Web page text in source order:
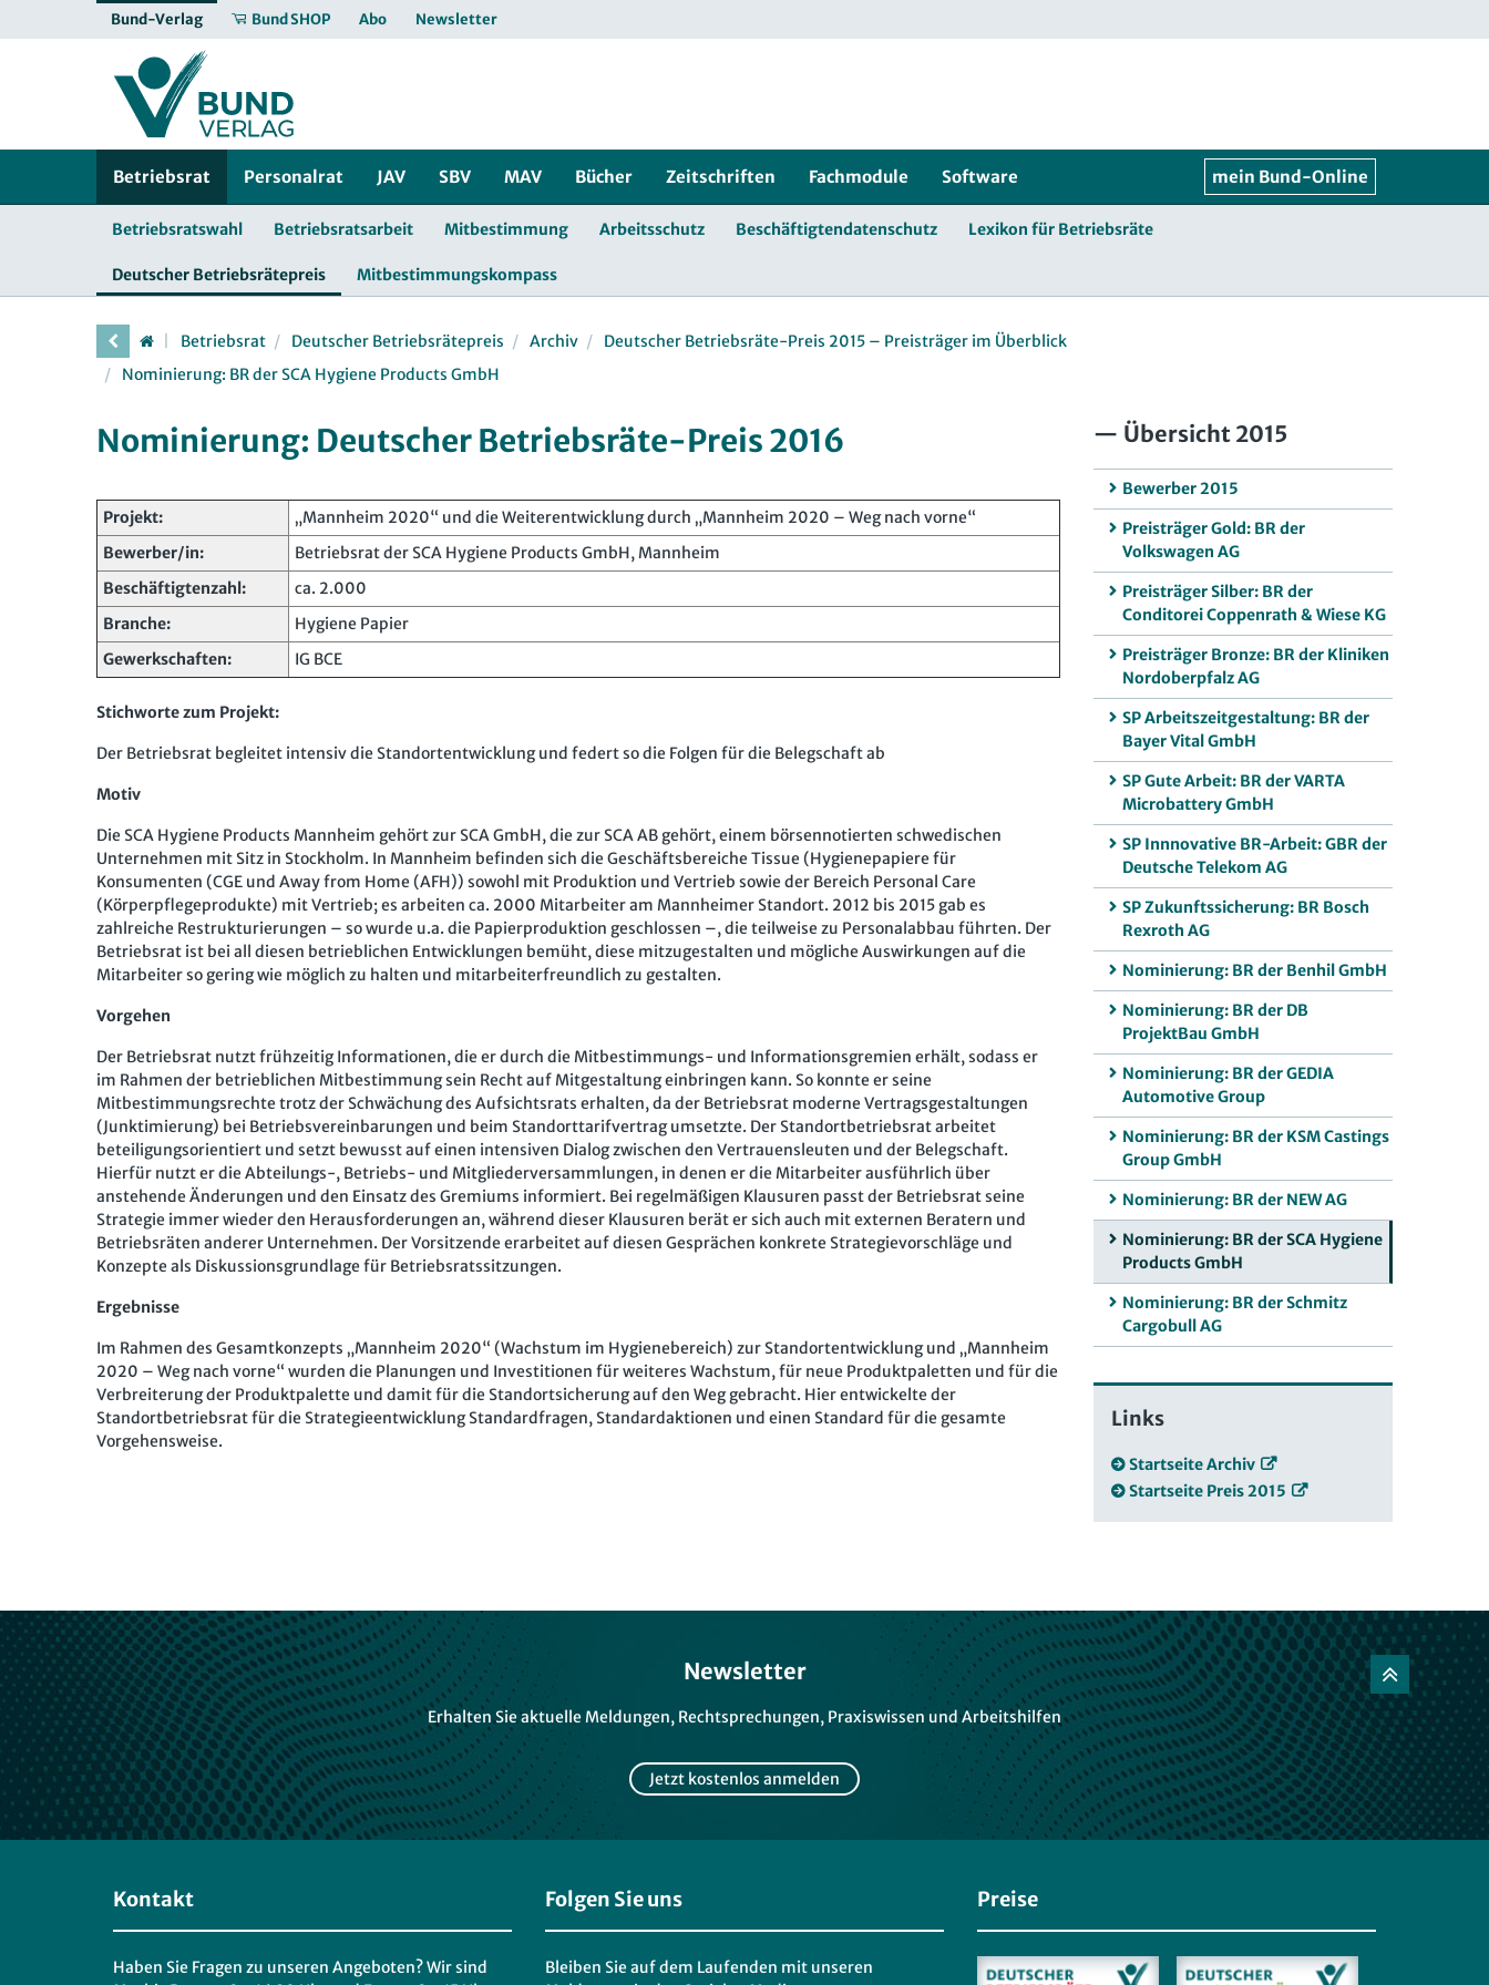
Bund-Verlag Bund SHOP Abo Newsletter
Betriebsrat Personalrat JAV SBV MAV Bücher Zeitschriften Fachmodule Software mein Bund-Online
Betriebsratswahl Betriebsratsarbeit Mitbestimmung Arbeitsschutz Beschäftigtendatenschutz Lexikon für Betriebsräte
Deutscher Betriebsrätepreis Mitbestimmungskompass
Betriebsrat Deutscher Betriebsrätepreis Archiv
Deutscher Betriebsräte-Preis 2015 – Preisträger im Überblick
Nominierung: BR der SCA Hygiene Products GmbH
Nominierung: Deutscher Betriebsräte-Preis 2016
Projekt:
„Mannheim 2020“ und die Weiterentwicklung durch „Mannheim 2020 – Weg nach vorne“
Bewerber/in:
Betriebsrat der SCA Hygiene Products GmbH, Mannheim
Beschäftigtenzahl:
ca. 2.000
Branche:
Hygiene Papier
Gewerkschaften:
IG BCE
Stichworte zum Projekt:
Der Betriebsrat begleitet intensiv die Standortentwicklung und federt so die Folgen für die Belegschaft ab
Motiv
Die SCA Hygiene Products Mannheim gehört zur SCA GmbH, die zur SCA AB gehört, einem börsennotierten schwedischen
Unternehmen mit Sitz in Stockholm. In Mannheim befinden sich die Geschäftsbereiche Tissue (Hygienepapiere für
Konsumenten (CGE und Away from Home (AFH)) sowohl mit Produktion und Vertrieb sowie der Bereich Personal Care
(Körperpflegeprodukte) mit Vertrieb; es arbeiten ca. 2000 Mitarbeiter am Mannheimer Standort. 2012 bis 2015 gab es
zahlreiche Restrukturierungen – so wurde u.a. die Papierproduktion geschlossen –, die teilweise zu Personalabbau führten. Der
Betriebsrat ist bei all diesen betrieblichen Entwicklungen bemüht, diese mitzugestalten und mögliche Auswirkungen auf die
Mitarbeiter so gering wie möglich zu halten und mitarbeiterfreundlich zu gestalten.
Vorgehen
Der Betriebsrat nutzt frühzeitig Informationen, die er durch die Mitbestimmungs- und Informationsgremien erhält, sodass er
im Rahmen der betrieblichen Mitbestimmung sein Recht auf Mitgestaltung einbringen kann. So konnte er seine
Mitbestimmungsrechte trotz der Schwächung des Aufsichtsrats erhalten, da der Betriebsrat moderne Vertragsgestaltungen
(Junktimierung) bei Betriebsvereinbarungen und beim Standorttarifvertrag umsetzte. Der Standortbetriebsrat arbeitet
beteiligungsorientiert und setzt bewusst auf einen intensiven Dialog zwischen den Vertrauensleuten und der Belegschaft.
Hierfür nutzt er die Abteilungs-, Betriebs- und Mitgliederversammlungen, in denen er die Mitarbeiter ausführlich über
anstehende Änderungen und den Einsatz des Gremiums informiert. Bei regelmäßigen Klausuren passt der Betriebsrat seine
Strategie immer wieder den Herausforderungen an, während dieser Klausuren berät er sich auch mit externen Beratern und
Betriebsräten anderer Unternehmen. Der Vorsitzende erarbeitet auf diesen Gesprächen konkrete Strategievorschläge und
Konzepte als Diskussionsgrundlage für Betriebsratssitzungen.
Ergebnisse
Im Rahmen des Gesamtkonzepts „Mannheim 2020“ (Wachstum im Hygienebereich) zur Standortentwicklung und „Mannheim
2020 – Weg nach vorne“ wurden die Planungen und Investitionen für weiteres Wachstum, für neue Produktpaletten und für die
Verbreiterung der Produktpalette und damit für die Standortsicherung auf den Weg gebracht. Hier entwickelte der
Standortbetriebsrat für die Strategieentwicklung Standardfragen, Standardaktionen und einen Standard für die gesamte
Vorgehensweise.
Übersicht 2015
Bewerber 2015
Preisträger Gold: BR der
Volkswagen AG
Preisträger Silber: BR der
Conditorei Coppenrath & Wiese KG
Preisträger Bronze: BR der Kliniken
Nordoberpfalz AG
SP Arbeitszeitgestaltung: BR der
Bayer Vital GmbH
SP Gute Arbeit: BR der VARTA
Microbattery GmbH
SP Innnovative BR-Arbeit: GBR der
Deutsche Telekom AG
SP Zukunftssicherung: BR Bosch
Rexroth AG
Nominierung: BR der Benhil GmbH
Nominierung: BR der DB
ProjektBau GmbH
Nominierung: BR der GEDIA
Automotive Group
Nominierung: BR der KSM Castings
Group GmbH
Nominierung: BR der NEW AG
Nominierung: BR der SCA Hygiene
Products GmbH
Nominierung: BR der Schmitz
Cargobull AG
Links
Startseite Archiv
Startseite Preis 2015
Newsletter
Erhalten Sie aktuelle Meldungen, Rechtsprechungen, Praxiswissen und Arbeitshilfen
Jetzt kostenlos anmelden
Kontakt
Haben Sie Fragen zu unseren Angeboten? Wir sind
Folgen Sie uns
Bleiben Sie auf dem Laufenden mit unseren
Preise